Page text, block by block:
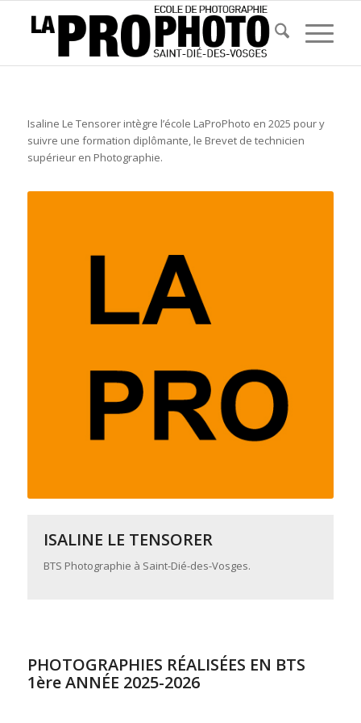
Isaline Le Tensorer intègre l’école LaProPhoto en 2025 pour y
suivre une formation diplômante, le Brevet de technicien
supérieur en Photographie.
ISALINE LE TENSORER
BTS Photographie à Saint-Dié-des-Vosges.
PHOTOGRAPHIES RÉALISÉES EN BTS
1ère ANNÉE 2025-2026